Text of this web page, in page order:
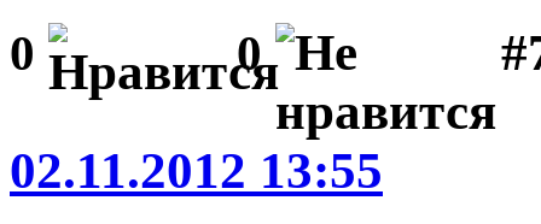
0 0
02.11.2012 13:55